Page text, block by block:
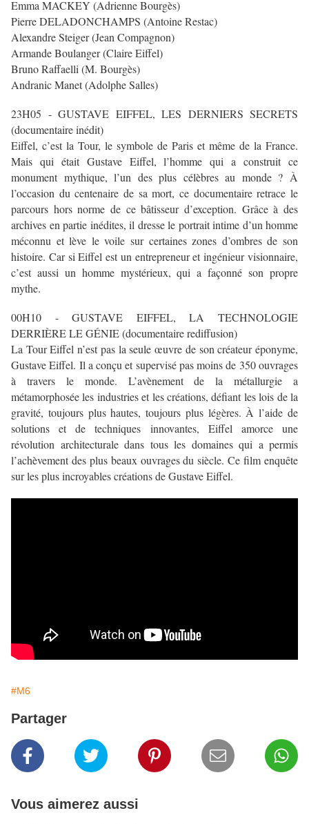
Emma MACKEY (Adrienne Bourgès)
Pierre DELADONCHAMPS (Antoine Restac)
Alexandre Steiger (Jean Compagnon)
Armande Boulanger (Claire Eiffel)
Bruno Raffaelli (M. Bourgès)
Andranic Manet (Adolphe Salles)
23H05 - GUSTAVE EIFFEL, LES DERNIERS SECRETS
(documentaire inédit)
Eiffel, c’est la Tour, le symbole de Paris et même de la France.
Mais qui était Gustave Eiffel, l’homme qui a construit ce
monument mythique, l’un des plus célèbres au monde ? À
l’occasion du centenaire de sa mort, ce documentaire retrace le
parcours hors norme de ce bâtisseur d’exception. Grâce à des
archives en partie inédites, il dresse le portrait intime d’un homme
méconnu et lève le voile sur certaines zones d’ombres de son
histoire. Car si Eiffel est un entrepreneur et ingénieur visionnaire,
c’est aussi un homme mystérieux, qui a façonné son propre
mythe.
00H10 - GUSTAVE EIFFEL, LA TECHNOLOGIE
DERRIÈRE LE GÉNIE (documentaire rediffusion)
La Tour Eiffel n’est pas la seule œuvre de son créateur éponyme,
Gustave Eiffel. Il a conçu et supervisé pas moins de 350 ouvrages
à travers le monde. L’avènement de la métallurgie a
métamorphosée les industries et les créations, défiant les lois de la
gravité, toujours plus hautes, toujours plus légères. À l’aide de
solutions et de techniques innovantes, Eiffel amorce une
révolution architecturale dans tous les domaines qui a permis
l’achèvement des plus beaux ouvrages du siècle. Ce film enquête
sur les plus incroyables créations de Gustave Eiffel.
#M6
Partager
Vous aimerez aussi